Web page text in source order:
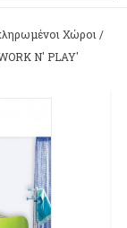
Χώροι /
N' PLAY'